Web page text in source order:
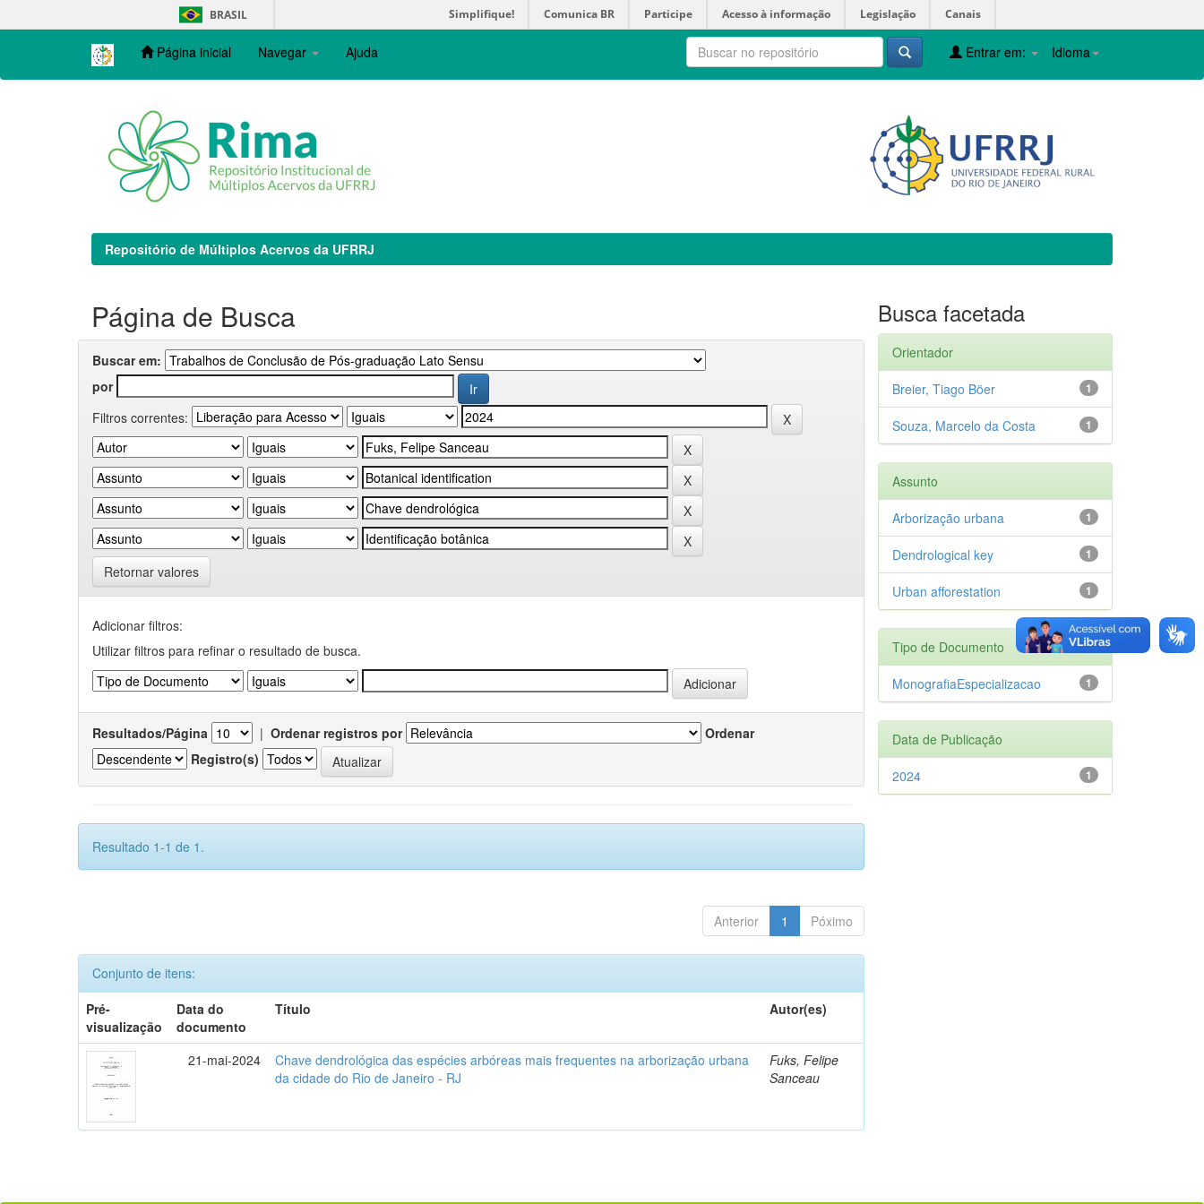
navigation
BRASIL Simplifique! Comunica BR Participe Acesso à informação Legislação Canais
Página inicial Navegar Ajuda Idioma
Entrar em:
Repositório de Múltiplos Acervos da UFRRJ
Página de Busca
Buscar em:
por
Filtros correntes:
Retornar valores
Adicionar filtros:
Utilizar filtros para refinar o resultado de busca.
Resultados/Página | Ordenar registros por
Ordenar
Registro(s)
Resultado 1-1 de 1.
Anterior 1 Póximo
Conjunto de itens:
Pré-
visualização
Data do
documento
Título Autor(es)
21-mai-2024
Chave dendrológica das espécies arbóreas mais frequentes na arborização urbana
da cidade do Rio de Janeiro - RJ
Fuks, Felipe
Sanceau
Busca facetada
Orientador
1
Breier, Tiago Böer
1
Souza, Marcelo da Costa
Assunto
1
Arborização urbana
1
Dendrological key
1
Urban afforestation
Tipo de Documento
1
MonografiaEspecializacao
Data de Publicação
1
2024